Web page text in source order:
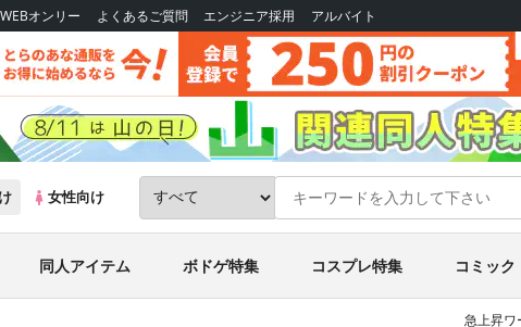
WEBオンリー よくあるご質問 エンジニア採用 アルバイト
女性向け
同人アイテム ボドゲ特集 コスプレ特集 コミッ
急上昇ワ